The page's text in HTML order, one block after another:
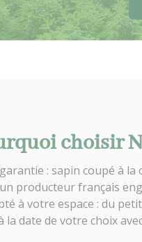
choisir
: sapin coupé à la
producteur français
à votre espace : du
la date de votre choix